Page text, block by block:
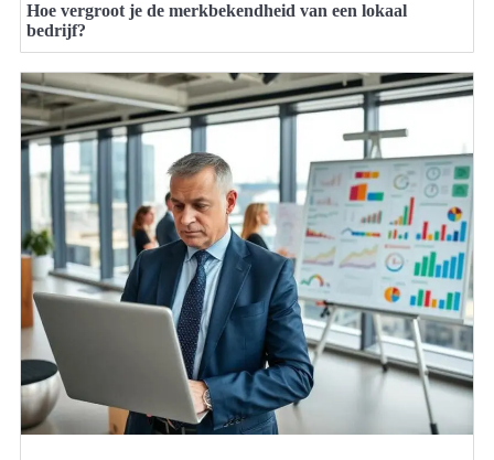
Hoe vergroot je de merkbekendheid van een lokaal
bedrijf?